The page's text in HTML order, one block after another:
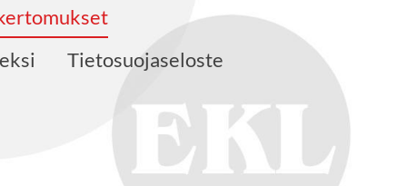
Tietosuojaseloste